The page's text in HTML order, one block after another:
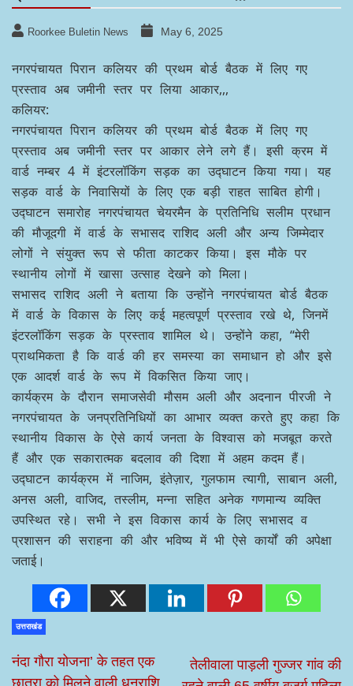
Roorkee Buletin News May 6, 2025
नगरपंचायत पिरान कलियर की प्रथम बोर्ड बैठक में लिए गए
प्रस्ताव अब जमीनी स्तर पर लिया आकार,,,
कलियर:
नगरपंचायत पिरान कलियर की प्रथम बोर्ड बैठक में लिए गए
प्रस्ताव अब जमीनी स्तर पर आकार लेने लगे हैं। इसी क्रम में
वार्ड नम्बर 4 में इंटरलॉकिंग सड़क का उद्घाटन किया गया। यह
सड़क वार्ड के निवासियों के लिए एक बड़ी राहत साबित होगी।
उद्घाटन समारोह नगरपंचायत चेयरमैन के प्रतिनिधि सलीम प्रधान
की मौजूदगी में वार्ड के सभासद राशिद अली और अन्य जिम्मेदार
लोगों ने संयुक्त रूप से फीता काटकर किया। इस मौके पर
स्थानीय लोगों में खासा उत्साह देखने को मिला।
सभासद राशिद अली ने बताया कि उन्होंने नगरपंचायत बोर्ड बैठक
में वार्ड के विकास के लिए कई महत्वपूर्ण प्रस्ताव रखे थे, जिनमें
इंटरलॉकिंग सड़क के प्रस्ताव शामिल थे। उन्होंने कहा, “मेरी
प्राथमिकता है कि वार्ड की हर समस्या का समाधान हो और इसे
एक आदर्श वार्ड के रूप में विकसित किया जाए।
कार्यक्रम के दौरान समाजसेवी मौसम अली और अदनान पीरजी ने
नगरपंचायत के जनप्रतिनिधियों का आभार व्यक्त करते हुए कहा कि
स्थानीय विकास के ऐसे कार्य जनता के विश्वास को मजबूत करते
हैं और एक सकारात्मक बदलाव की दिशा में अहम कदम हैं।
उद्घाटन कार्यक्रम में नाजिम, इंतेज़ार, गुलफाम त्यागी, साबान अली,
अनस अली, वाजिद, तस्लीम, मन्ना सहित अनेक गणमान्य व्यक्ति
उपस्थित रहे। सभी ने इस विकास कार्य के लिए सभासद व
प्रशासन की सराहना की और भविष्य में भी ऐसे कार्यों की अपेक्षा
जताई।
उत्तराखंड
नंदा गौरा योजना’ के तहत एक
तेलीवाला पाड़ली गुज्जर गांव की